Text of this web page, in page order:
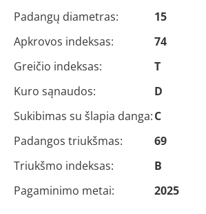
Padangų diametras:
15
Apkrovos indeksas:
74
Greičio indeksas:
T
Kuro sąnaudos:
D
Sukibimas su šlapia danga:C
Padangos triukšmas:
69
Triukšmo indeksas:
B
Pagaminimo metai:
2025